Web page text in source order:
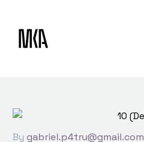
By gabriel.p4tru@gmail.com